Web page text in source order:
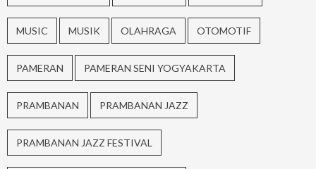
MUSIC MUSIK OLAHRAGA OTOMOTIF
PAMERAN PAMERAN SENI YOGYAKARTA
PRAMBANAN PRAMBANAN JAZZ
PRAMBANAN JAZZ FESTIVAL